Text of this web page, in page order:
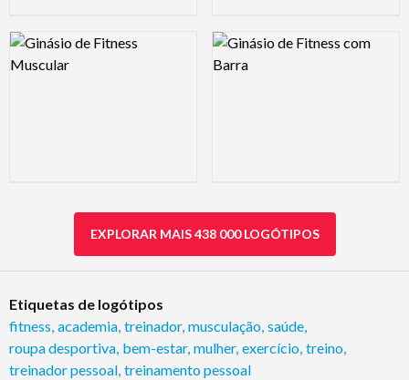
Logo Preview Image Logo Preview Image
EXPLORAR MAIS 438 000 LOGÓTIPOS
Etiquetas de logótipos
fitness academia treinador, musculação saúde
roupa desportiva bem-estar, mulher, exercício treino
treinador pessoal treinamento pessoal